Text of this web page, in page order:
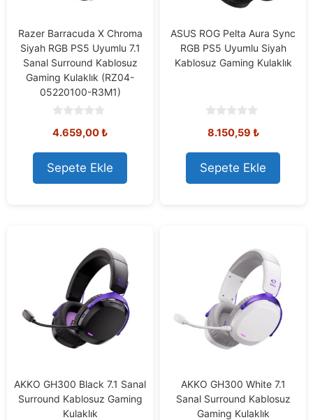
Razer Barracuda X Chroma
Siyah RGB PS5 Uyumlu 7.1
Sanal Surround Kablosuz
Gaming Kulaklık (RZ04-
05220100-R3M1)
o
t
o
f
5
4.659,00₺
Sepete Ekle
ASUS ROG Pelta Aura Sync
RGB PS5 Uyumlu Siyah
Kablosuz Gaming Kulaklık
o
t
o
f
5
8.150,59 ₺
Sepete Ekle
AKKO GH300 Black 7.1 Sanal
Surround Kablosuz Gaming
Kulaklık
AKKO GH300 White 7.1
Sanal Surround Kablosuz
Gaming Kulaklık